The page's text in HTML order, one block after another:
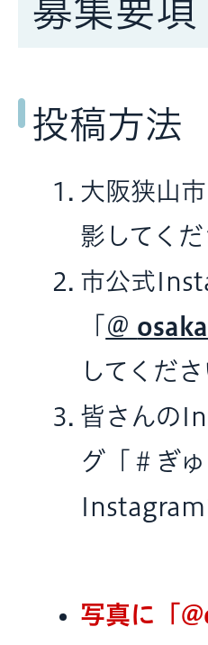
募集要項
投稿方法
大阪狭山
影してくだ
市公式
＠
してくださ
皆さんの
グ「＃ぎ
Instagram
写真に「